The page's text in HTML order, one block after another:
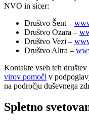
NVO in sicer:
Društvo Šent –
Društvo Ozara –
Društvo Vezi –
Društvo Altra –
Kontakte vseh teh
virov pomoči v
na področju duševnega
Spletno